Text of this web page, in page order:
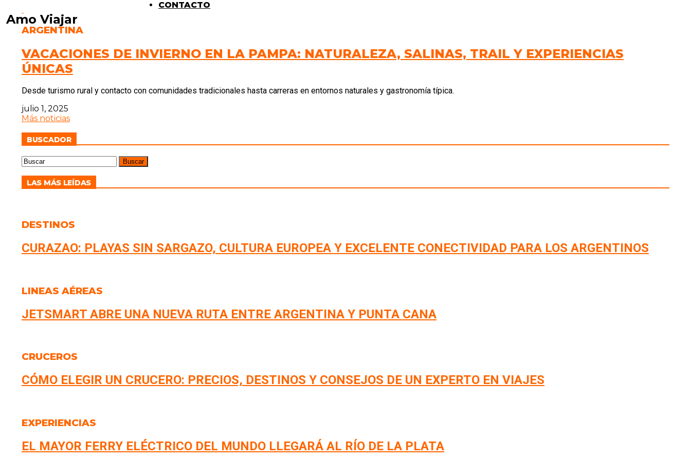
Amo Viajar
CONTACTO
ARGENTINA
VACACIONES DE INVIERNO EN LA PAMPA: NATURALEZA, SALINAS, TRAIL Y EXPERIENCIAS
ÚNICAS
Desde turismo rural y contacto con comunidades tradicionales hasta carreras en entornos naturales y gastronomía típica.
julio 1, 2025
Más noticias
BUSCADOR
LAS MÁS LEÍDAS
DESTINOS
CURAZAO: PLAYAS SIN SARGAZO, CULTURA EUROPEA Y EXCELENTE CONECTIVIDAD PARA LOS ARGENTINOS
LINEAS AÉREAS
JETSMART ABRE UNA NUEVA RUTA ENTRE ARGENTINA Y PUNTA CANA
CRUCEROS
CÓMO ELEGIR UN CRUCERO: PRECIOS, DESTINOS Y CONSEJOS DE UN EXPERTO EN VIAJES
EXPERIENCIAS
EL MAYOR FERRY ELÉCTRICO DEL MUNDO LLEGARÁ AL RÍO DE LA PLATA